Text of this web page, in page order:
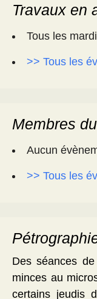
Travaux en
Tous les
>> Tous les
Membres
Aucun
>> Tous les
Des séances
minces au
certains jeudis